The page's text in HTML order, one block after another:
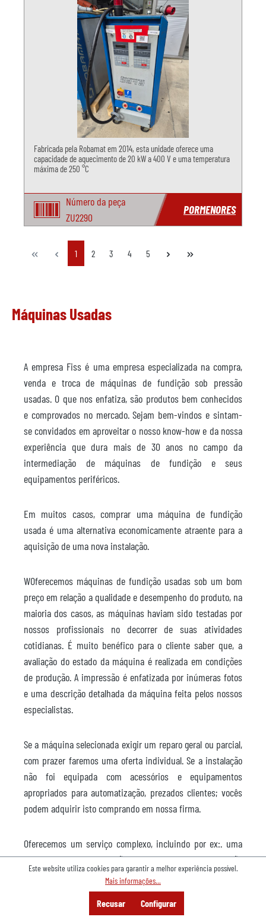
Pesquisa
Fabricada pela Robamat em 2014, esta unidade oferece uma
capacidade de aquecimento de 20 kW a 400 V e uma temperatura
máxima de 250 °C
Número da peça
ZU2290
PORMENORES
Lado
1 Lado
2 Lado
3 Lado
4 Lado
5
Máquinas Usadas
A empresa Fiss é uma empresa especializada na compra,
venda e troca de máquinas de fundição sob pressão
usadas. O que nos enfatiza, são produtos bem conhecidos
e comprovados no mercado. Sejam bem-vindos e sintam-
se convidados em aproveitar o nosso know-how e da nossa
experiência que dura mais de 30 anos no campo da
intermediação de máquinas de fundição e seus
equipamentos periféricos.
Em muitos casos, comprar uma máquina de fundição
usada é uma alternativa economicamente atraente para a
aquisição de uma nova instalação.
WOferecemos máquinas de fundição usadas sob um bom
preço em relação a qualidade e desempenho do produto, na
maioria dos casos, as máquinas haviam sido testadas por
nossos profissionais no decorrer de suas atividades
cotidianas. É muito benéfico para o cliente saber que, a
avaliação do estado da máquina é realizada em condições
de produção. A impressão é enfatizada por inúmeras fotos
e uma descrição detalhada da máquina feita pelos nossos
especialistas.
Se a máquina selecionada exigir um reparo geral ou parcial,
com prazer faremos uma oferta individual. Se a instalação
não foi equipada com acessórios e equipamentos
apropriados para automatização, prezados clientes; vocês
podem adquirir isto comprando em nossa firma.
Oferecemos um serviço complexo, incluindo por ex:. uma
desmontagem da instalação ou transferência da instalação
pronta para o funcionamento, no lugar indicado pelo
Este website utiliza cookies para garantir a melhor experiência possível.
Mais informações...
Recusar Configurar